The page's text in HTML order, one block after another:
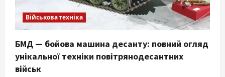
Військова техніка
БМД — бойова машина десанту: повний огляд
унікальної техніки повітрянодесантних
військ